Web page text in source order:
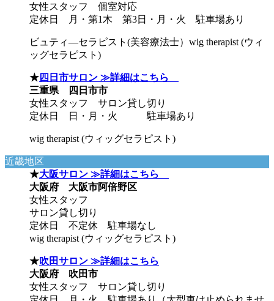
女性スタッフ 個室対応
定休日 月・第1木 第3日・月・火 駐車場あり
ビュティ―セラピスト(美容療法士）wig therapist (ウィ
ッグセラピスト)
★四日市サロン ≫詳細はこちら
三重県 四日市市
女性スタッフ サロン貸し切り
定休日 日・月・火 駐車場あり
wig therapist (ウィッグセラピスト)
近畿地区
★大阪サロン ≫詳細はこちら
大阪府 大阪市阿倍野区
女性スタッフ
サロン貸し切り
定休日 不定休 駐車場なし
wig therapist (ウィッグセラピスト)
★吹田サロン ≫詳細はこちら
大阪府 吹田市
女性スタッフ サロン貸し切り